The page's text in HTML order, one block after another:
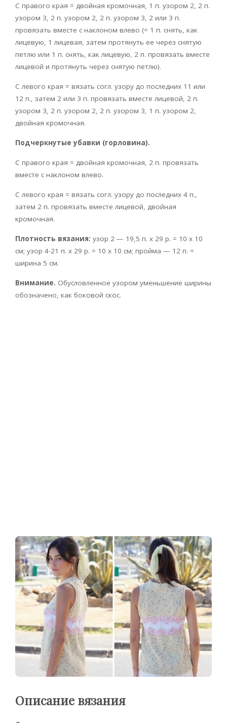
С правого края = двойная кромочная, 1 п. узором 2, 2 п.
узором 3, 2 п. узором 2, 2 п. узором 3, 2 или 3 п.
провязать вместе с наклоном влево (= 1 п. снять, как
лицевую, 1 лицевая, затем протянуть ее через снятую
петлю или 1 п. снять, как лицевую, 2 п. провязать вместе
лицевой и протянуть через снятую петлю).
С левого края = вязать согл. узору до последних 11 или
12 п., затем 2 или 3 п. провязать вместе лицевой, 2 п.
узором 3, 2 п. узором 2, 2 п. узором 3, 1 п. узором 2,
двойная кромочная.
Подчеркнутые убавки (горловина).
С правого края = двойная кромочная, 2 п. провязать
вместе с наклоном влево.
С левого края = вязать согл. узору до последних 4 п.,
затем 2 п. провязать вместе лицевой, двойная
кромочная.
Плотность вязания: узор 2 — 19,5 п. х 29 р. = 10 х 10
см; узор 4-21 п. х 29 р. = 10 х 10 см; пройма — 12 п. =
ширина 5 см.
Внимание. Обусловленное узором уменьшение ширины
обозначено, как боковой скос.
Описание вязания